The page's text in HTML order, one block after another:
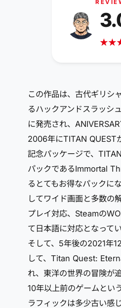
★★
この作品は、古代ギリシ
るハックアンドスラッシ
に発売され、
2006年にTITAN QUEST
記念パッケージで、
パックであるImmortal
るとてもお得なパックに
してワイド画面と多数の
プレイ対応、Steamの
て日本語に対応となってい
そして、5年後の2021年
して、Titan Quest:
れ、東洋の世界の冒険が
10年以上前のゲームとい
ラフィックは多少古い感